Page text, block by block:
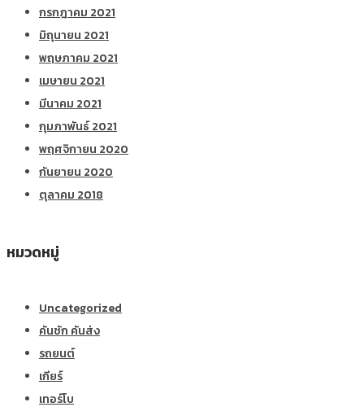
กรกฎาคม 2021
มิถุนายน 2021
พฤษภาคม 2021
เมษายน 2021
มีนาคม 2021
กุมภาพันธ์ 2021
พฤศจิกายน 2020
กันยายน 2020
ตุลาคม 2018
หมวดหมู่
Uncategorized
คันชัก คันส่ง
รถยนต์
เกียร์
เทอร์โบ